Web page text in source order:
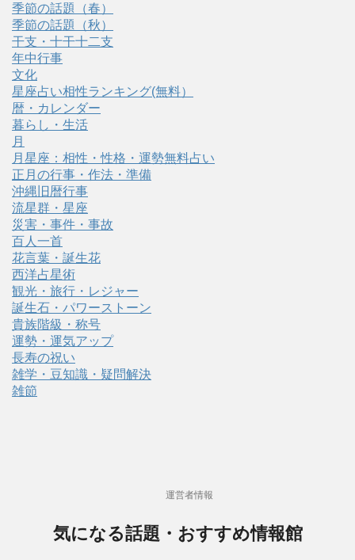
季節の話題（春）
季節の話題（秋）
干支・十干十二支
年中行事
文化
星座占い相性ランキング(無料）
暦・カレンダー
暮らし・生活
月
月星座：相性・性格・運勢無料占い
正月の行事・作法・準備
沖縄旧暦行事
流星群・星座
災害・事件・事故
百人一首
花言葉・誕生花
西洋占星術
観光・旅行・レジャー
誕生石・パワーストーン
貴族階級・称号
運勢・運気アップ
長寿の祝い
雑学・豆知識・疑問解決
雑節
運営者情報
気になる話題・おすすめ情報館